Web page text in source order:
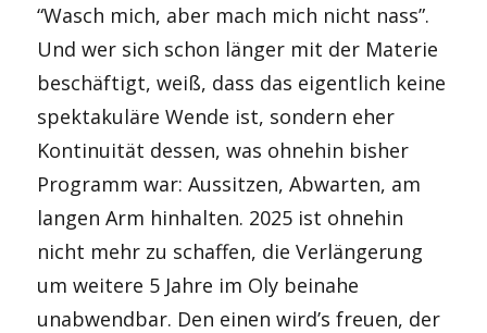
“Wasch mich, aber mach mich nicht nass”.
Und wer sich schon länger mit der Materie
beschäftigt, weiß, dass das eigentlich keine
spektakuläre Wende ist, sondern eher
Kontinuität dessen, was ohnehin bisher
Programm war: Aussitzen, Abwarten, am
langen Arm hinhalten. 2025 ist ohnehin
nicht mehr zu schaffen, die Verlängerung
um weitere 5 Jahre im Oly beinahe
unabwendbar. Den einen wird’s freuen, der